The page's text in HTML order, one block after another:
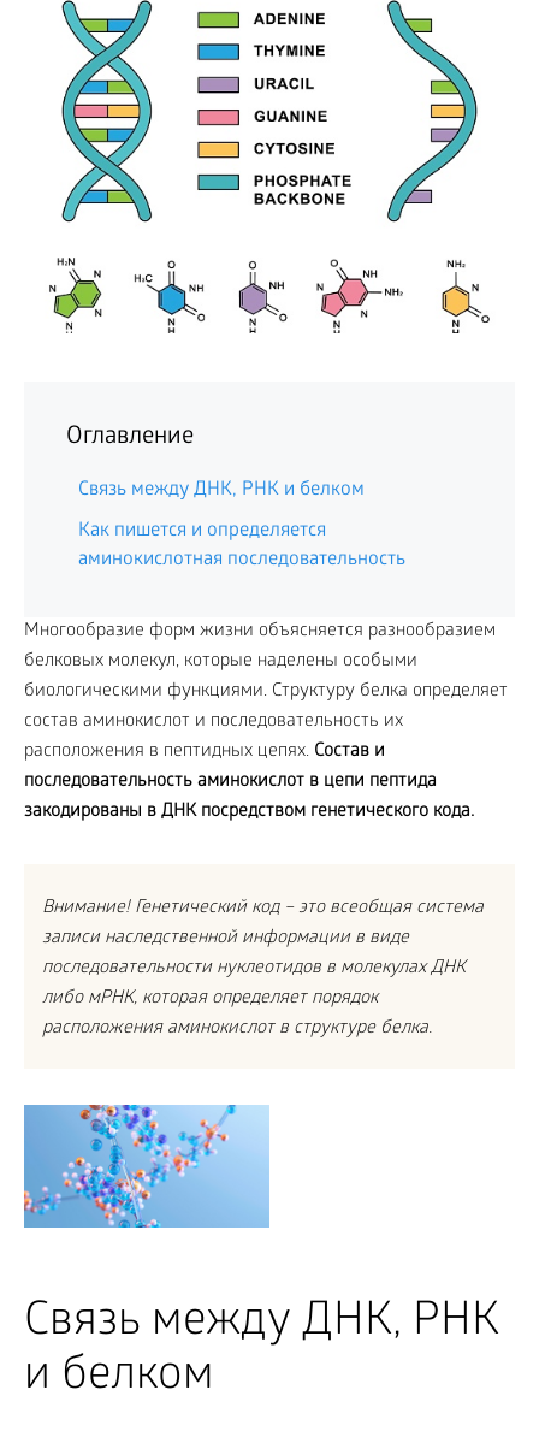
Оглавление
Связь между ДНК, РНК и белком
Как пишется и определяется
аминокислотная последовательность
Многообразие форм жизни объясняется разнообразием
белковых молекул, которые наделены особыми
биологическими функциями. Структуру белка определяет
состав аминокислот и последовательность их
расположения в пептидных цепях. Состав и
последовательность аминокислот в цепи пептида
закодированы в ДНК посредством генетического кода.
Внимание! Генетический код – это всеобщая система
записи наследственной информации в виде
последовательности нуклеотидов в молекулах ДНК
либо мРНК, которая определяет порядок
расположения аминокислот в структуре белка.
Связь между ДНК, РНК
и белком